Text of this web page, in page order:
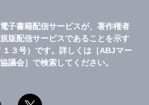
子書籍配信サービスが、著作権者
版配信サービスであることを示す
３号）です。詳しくは［ABJマー
議会］で検索してください。